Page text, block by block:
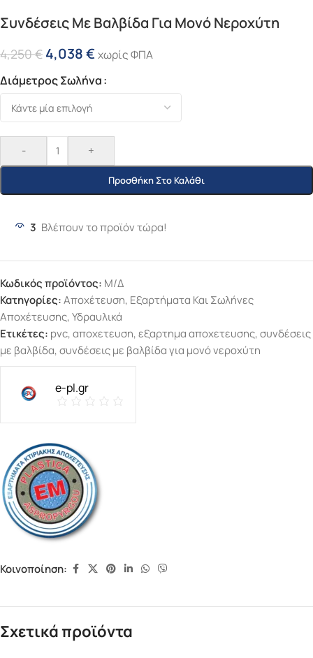
Συνδέσεις Με Βαλβίδα Για Μονό Νεροχύτη
4,250€ 4,038€ χωρίς ΦΠΑ
Διάμετρος Σωλήνα
- +
Προσθήκη Στο Καλάθι
3 Βλέπουν το προϊόν τώρα!
Κωδικός προϊόντος: Μ/Δ
Κατηγορίες:Αποχέτευση, Εξαρτήματα Και Σωλήνες
Αποχέτευσης,Υδραυλικά
Ετικέτες: pvc,αποχετευση,εξαρτημα αποχετευσης,συνδέσεις
με βαλβίδα,συνδέσεις με βαλβίδα για μονό νεροχύτη
e-pl.gr
Κοινοποίηση:
Σχετικά προϊόντα